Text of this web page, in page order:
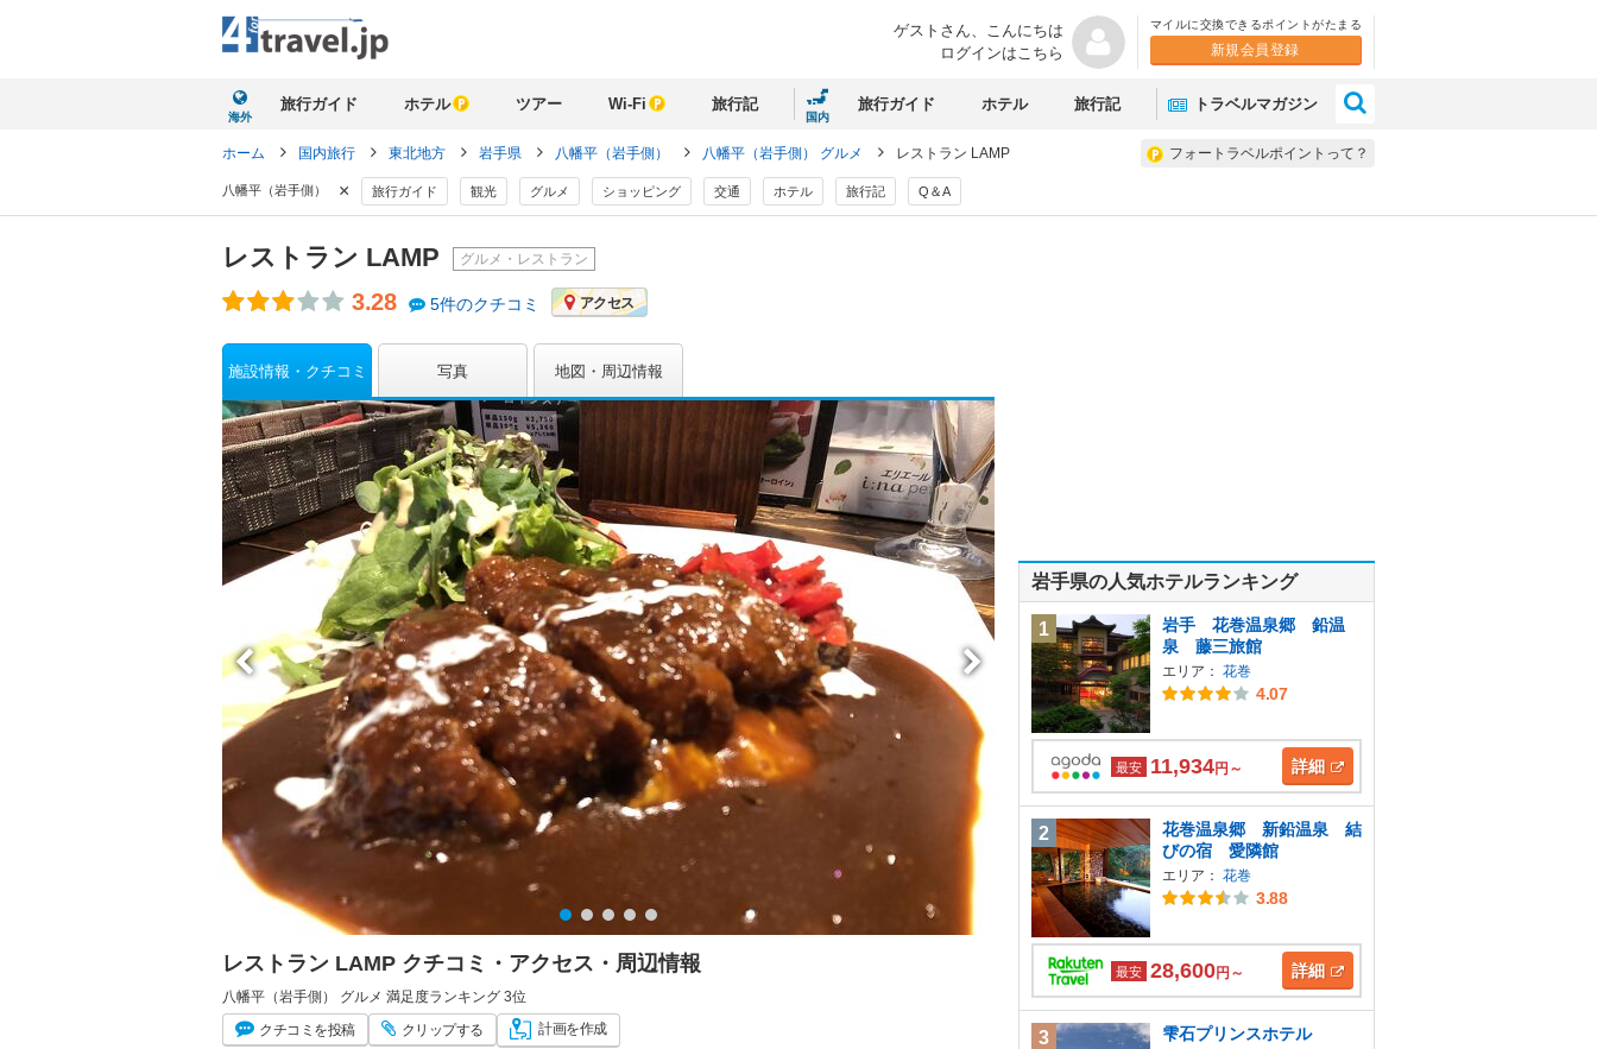
ゲストさん、 こんにちは
ログインはこちら
マイルに交換できるポイントがたまる
新規会員登録
海外
旅行ガイド ホテル ツアー Wi-Fi 旅行記
国内
旅行ガイド ホテル 旅行記 トラベルマガジン
フォートラベルポイントって？
ホーム 国内旅行 東北地方 岩手県 八幡平（岩手側） 八幡平（岩手側） グルメ レストラン LAMP
八幡平（岩手側） × 旅行ガイド 観光 グルメ ショッピング 交通 ホテル 旅行記 Q＆A
レストラン LAMP グルメ・レストラン
3.28 5件のクチコミ アクセス
施設情報・クチコミ 写真 地図・周辺情報
レストラン LAMP クチコミ・アクセス・周辺情報
八幡平（岩手側） グルメ 満足度ランキング 3位
クチコミ を投稿 クリップする 計画を作成
岩手県の人気ホテルランキング
1
岩手 花巻温泉郷 鉛温
泉 藤三旅館
エリア： 花巻
4.07
最安 11,934円～ 詳細
2
花巻温泉郷 新鉛温泉 結
びの宿 愛隣館
エリア： 花巻
3.88
最安 28,600円～ 詳細
3 雫石プリンスホテル